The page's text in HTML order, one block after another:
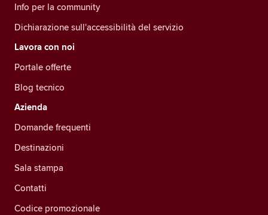
Info per la community
Dichiarazione sull'accessibilità del servizio
Lavora con noi
Portale offerte
Blog tecnico
Azienda
Domande frequenti
Destinazioni
Sala stampa
Contatti
Codice promozionale